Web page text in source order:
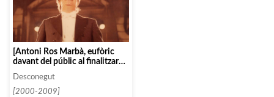
[Antoni Ros Marbà, eufòric
davant del públic al finalitzar
Desconegut
[2000-2009]